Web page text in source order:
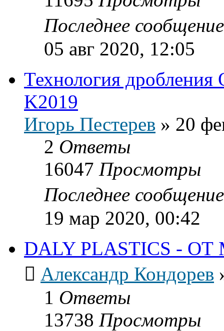
Последнее
05 авг 2020, 12:05
Технология дробления
K2019
Игорь Пестерев » 20
2 Ответы
16047 Просмотры
Последнее
19 мар 2020, 00:42
DALY PLASTICS -
Александр Кондорев
1 Ответы
13738 Просмотры